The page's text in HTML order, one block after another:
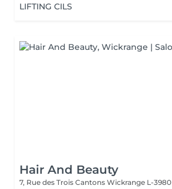
LIFTING CILS
Hair And Beauty
7, Rue des Trois Cantons Wickrange L-3980